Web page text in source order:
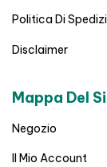
Politica Di
Disclaimer
Mappa Del
Negozio
Il Mio Account